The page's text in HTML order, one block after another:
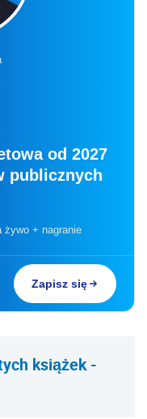
od 2027
publicznych
żywo + nagranie
Zapisz się
książek -